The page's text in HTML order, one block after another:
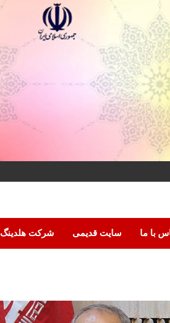
با ما سایت قدیمی شرکت هلدینگ